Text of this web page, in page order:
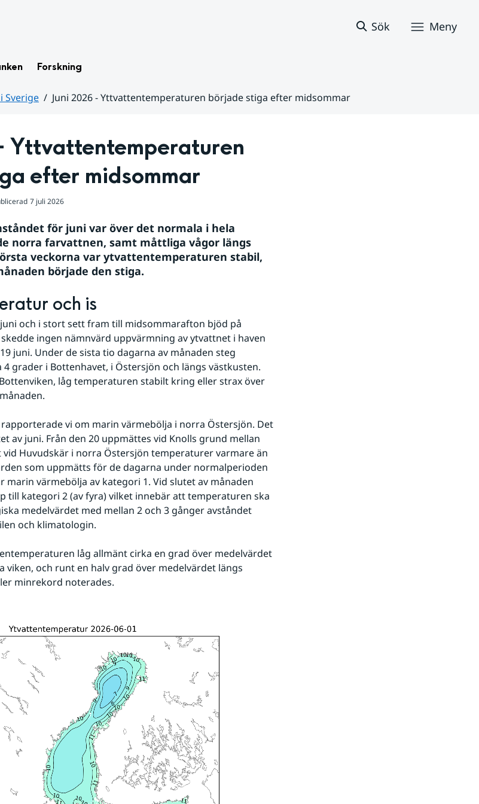
Sök Meny
Forskning
Sverige
Juni 2026 - Yttvattentemperaturen började stiga efter midsommar
Yttvattentemperaturen
efter midsommar
7 juli 2026
för juni var över det normala i hela
norra farvattnen, samt måttliga vågor längs
veckorna var ytvattentemperaturen stabil,
började den stiga.
och is
och i stort sett fram till midsommarafton bjöd på
ingen nämnvärd uppvärmning av ytvattnet i haven
juni. Under de sista tio dagarna av månaden steg
grader i Bottenhavet, i Östersjön och längs västkusten.
låg temperaturen stabilt kring eller strax över
vi om marin värmebölja i norra Östersjön. Det
av juni. Från den 20 uppmättes vid Knolls grund mellan
vid Huvudskär i norra Östersjön temperaturer varmare än
som uppmätts för de dagarna under normalperioden
marin värmebölja av kategori 1. Vid slutet av månaden
till kategori 2 (av fyra) vilket innebär att temperaturen ska
medelvärdet med mellan 2 och 3 gånger avståndet
och klimatologin.
låg allmänt cirka en grad över medelvärdet
viken, och runt en halv grad över medelvärdet längs
minrekord noterades.